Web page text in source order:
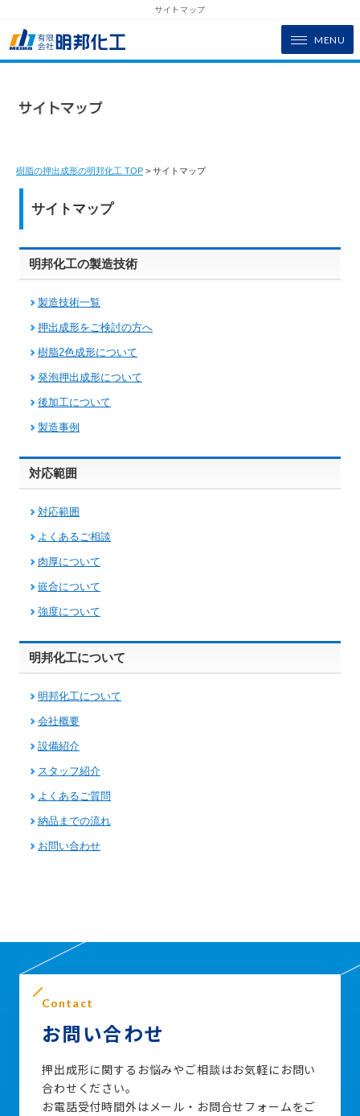
サイトマップ
MENU
樹脂の押出成形の明邦化工 TOP > サイトマップ
サイトマップ
明邦化工の製造技術
製造技術一覧
押出成形をご検討の方へ
樹脂2色成形について
発泡押出成形について
後加工について
製造事例
対応範囲
対応範囲
よくあるご相談
肉厚について
嵌合について
強度について
明邦化工について
明邦化工について
会社概要
設備紹介
スタッフ紹介
よくあるご質問
納品までの流れ
お問い合わせ
Contact
お問い合わせ
押出成形に関するお悩みやご相談はお気軽にお問い
合わせください。
お電話受付時間外はメール・お問合せフォームをご